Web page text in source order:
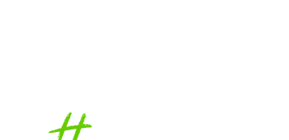
Accueil